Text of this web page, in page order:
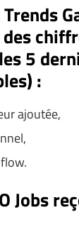
5
:
ajoutée,
Jobs